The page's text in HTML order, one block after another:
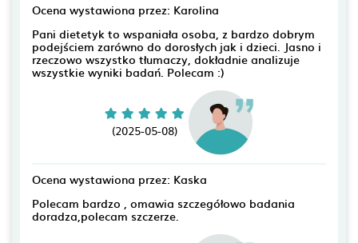
Ocena wystawiona przez: Karolina
Pani dietetyk to wspaniała osoba, z bardzo dobrym
podejściem zarówno do dorosłych jak i dzieci. Jasno i
rzeczowo wszystko tłumaczy, dokładnie analizuje
wszystkie wyniki badań. Polecam :)
(2025-05-08)
Ocena wystawiona przez: Kaska
Polecam bardzo , omawia szczegółowo badania
doradza,polecam szczerze.